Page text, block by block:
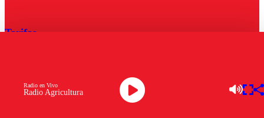
Radio Agricultura
Radio en Vivo
Tarifas